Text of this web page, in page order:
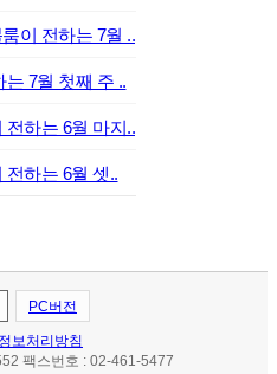
이 전하는 7월 ..
7월 첫째 주 ..
하는 6월 마지..
하는 6월 셋..
PC버전
보처리방침
팩스번호 : 02-461-5477